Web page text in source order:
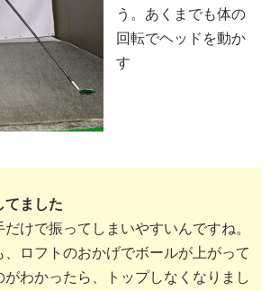
う。あくまでも体の
回転でヘッドを動か
す
てました
けで振ってしまいやすいんですね。
ロフトのおかげでボールが上がって
がわかったら、トップしなくなりまし